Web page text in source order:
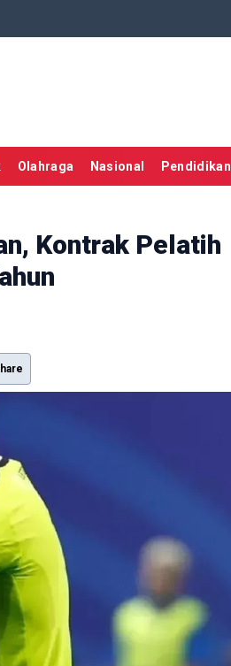
Olahraga Nasional Pendidikan
Kontrak Pelatih